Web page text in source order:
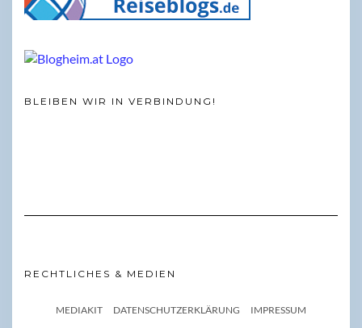
BLEIBEN WIR IN VERBINDUNG!
RECHTLICHES & MEDIEN
MEDIAKIT DATENSCHUTZERKLÄRUNG IMPRESSUM